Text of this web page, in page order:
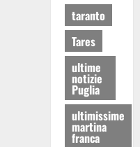
taranto
Tares
ultime
notizie
Puglia
ultimissime
martina
franca